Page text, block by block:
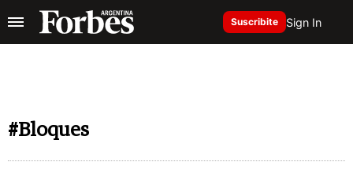
Suscribite Sign In
#Bloques